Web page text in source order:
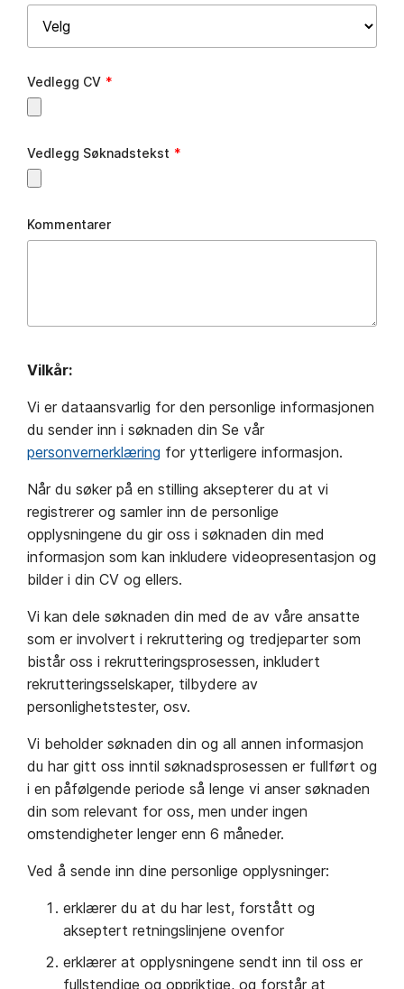
Vedlegg CV
Vedlegg Søknadstekst
Kommentarer
Vilkår:
Vi er dataansvarlig for den personlige informasjonen
du sender inn i søknaden din Se vår
personvernerklæring for ytterligere informasjon.
Når du søker på en stilling aksepterer du at vi
registrerer og samler inn de personlige
opplysningene du gir oss i søknaden din med
informasjon som kan inkludere videopresentasjon og
bilder i din CV og ellers.
Vi kan dele søknaden din med de av våre ansatte
som er involvert i rekruttering og tredjeparter som
bistår oss i rekrutteringsprosessen, inkludert
rekrutteringsselskaper, tilbydere av
personlighetstester, osv.
Vi beholder søknaden din og all annen informasjon
du har gitt oss inntil søknadsprosessen er fullført og
i en påfølgende periode så lenge vi anser søknaden
din som relevant for oss, men under ingen
omstendigheter lenger enn 6 måneder.
Ved å sende inn dine personlige opplysninger:
erklærer du at du har lest, forstått og
akseptert retningslinjene ovenfor
erklærer at opplysningene sendt inn til oss er
fullstendige og oppriktige, og forstår at